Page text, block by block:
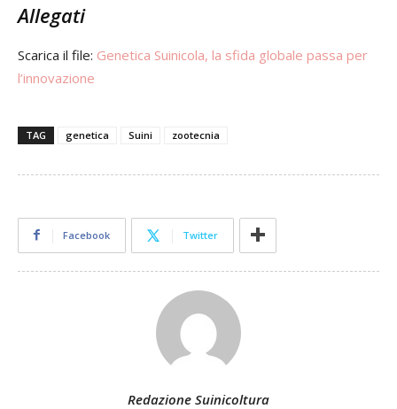
Allegati
Scarica il file: Genetica Suinicola, la sfida globale passa per
l’innovazione
TAG genetica Suini zootecnia
Facebook Twitter
Redazione Suinicoltura